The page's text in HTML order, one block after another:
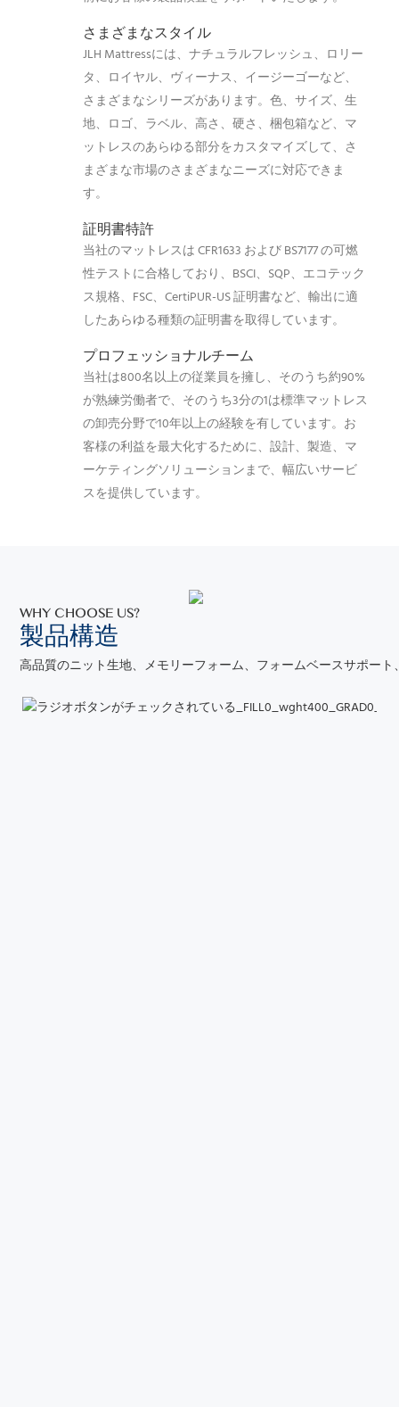
さまざまなスタイル
JLH Mattressには、ナチュラルフレッシュ、ロリー
タ、ロイヤル、ヴィーナス、イージーゴーなど、
さまざまなシリーズがあります。色、サイズ、生
地、ロゴ、ラベル、高さ、硬さ、梱包箱など、マ
ットレスのあらゆる部分をカスタマイズして、さ
まざまな市場のさまざまなニーズに対応できま
す。
証明書特許
当社のマットレスは CFR1633 および BS7177 の可燃
性テストに合格しており、BSCI、SQP、エコテック
ス規格、FSC、CertiPUR-US 証明書など、輸出に適
したあらゆる種類の証明書を取得しています。
プロフェッショナルチーム
当社は800名以上の従業員を擁し、そのうち約90%
が熟練労働者で、そのうち3分の1は標準マットレス
の卸売分野で10年以上の経験を有しています。お
客様の利益を最大化するために、設計、製造、マ
ーケティングソリューションまで、幅広いサービ
スを提供しています。
WHY CHOOSE US?
製品構造
高品質のニット生地、メモリーフォーム、フォームベースサポー